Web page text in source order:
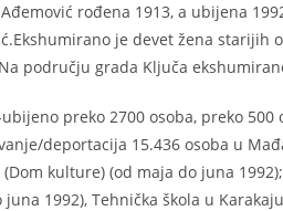
rođena 1913, a ubijena
je devet žena
području grada Ključa
preko 2700 osoba, preko
deportacija 15.436 osoba u
kulture) (od maja do juna
juna 1992), Tehnička škola u